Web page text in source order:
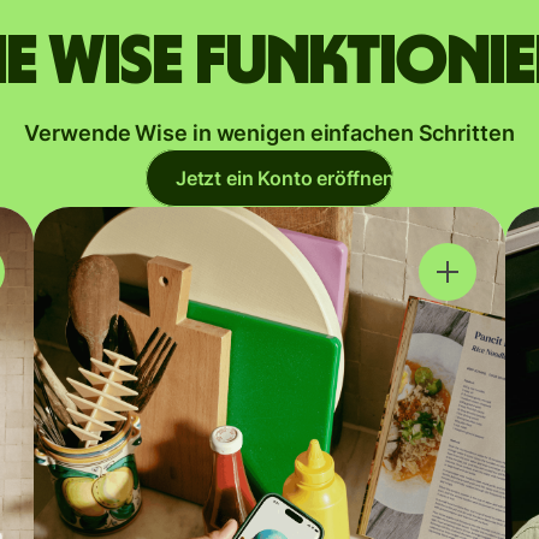
Wise
Verwende Wise in wenigen einfachen Schritten
Jetzt ein Konto eröffnen